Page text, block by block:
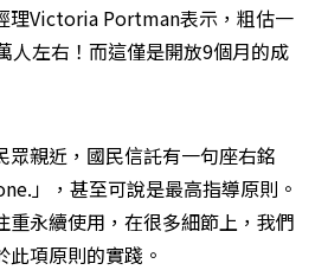
理Victoria Portman表示，粗估一
人左右！而這僅是開放9個月的成
眾親近，國民信託有一句座右銘
」，甚至可說是最高指導原則。
重永續使用，在很多細節上，我們
項原則的實踐。